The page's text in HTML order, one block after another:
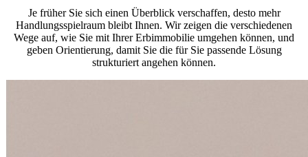
Je früher Sie sich einen Überblick verschaffen, desto mehr
Handlungsspielraum bleibt Ihnen. Wir zeigen die verschiedenen
Wege auf, wie Sie mit Ihrer Erbimmobilie umgehen können, und
geben Orientierung, damit Sie die für Sie passende Lösung
strukturiert angehen können.